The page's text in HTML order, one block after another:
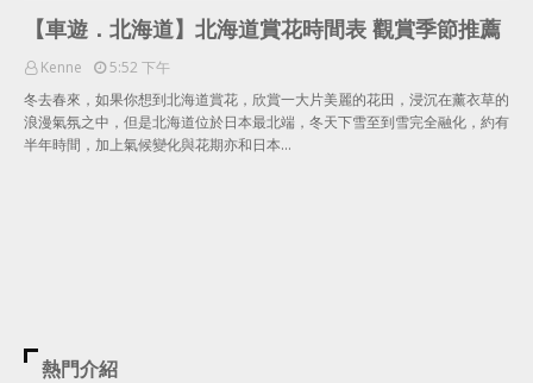
【車遊．北海道】北海道賞花時間表 觀賞季節推薦
Kenne
5:52 下午
冬去春來，如果你想到北海道賞花，欣賞一大片美麗的花田，浸沉在薰衣草的
浪漫氣氛之中，但是北海道位於日本最北端，冬天下雪至到雪完全融化，約有
半年時間，加上氣候變化與花期亦和日本…
熱門介紹